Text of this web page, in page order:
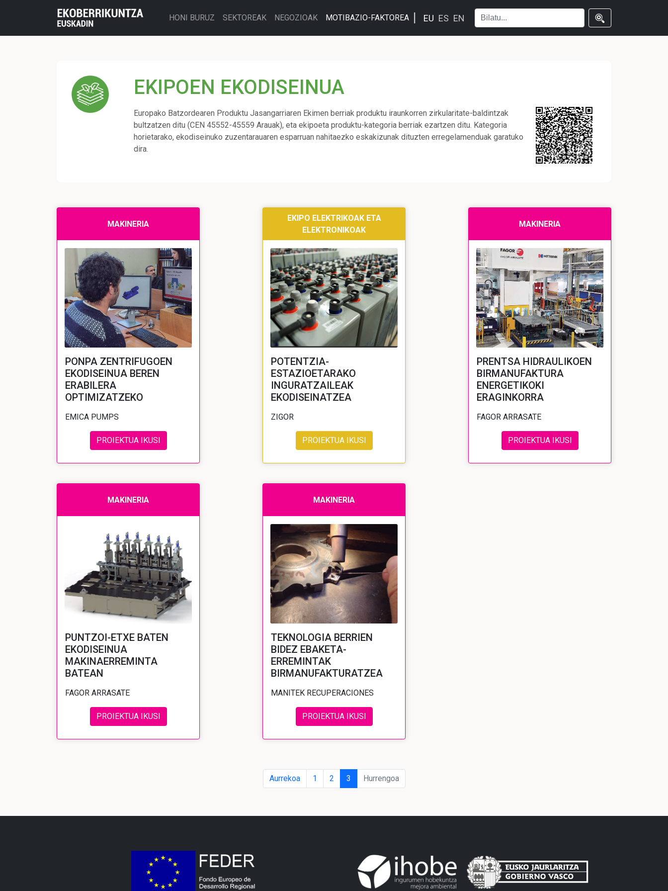
HONI BURUZ SEKTOREAK NEGOZIOAK MOTIBAZIO-FAKTOREA EU ES EN
EKIPOEN EKODISEINUA
Europako Batzordearen Produktu Jasangarriaren Ekimen berriak produktu iraunkorren zirkularitate-baldintzak
bultzatzen ditu (CEN 45552-45559 Arauak), eta ekipoeta produktu-kategoria berriak ezartzen ditu. Kategoria
horietarako, ekodiseinuko zuzentarauaren esparruan nahitaezko eskakizunak dituzten erregelamenduak garatuko
dira.
MAKINERIA
PONPA ZENTRIFUGOEN
EKODISEINUA BEREN
ERABILERA
OPTIMIZATZEKO
EMICA PUMPS
PROIEKTUA IKUSI
EKIPO ELEKTRIKOAK ETA
ELEKTRONIKOAK
POTENTZIA-
ESTAZIOETARAKO
INGURATZAILEAK
EKODISEINATZEA
ZIGOR
PROIEKTUA IKUSI
MAKINERIA
PRENTSA HIDRAULIKOEN
BIRMANUFAKTURA
ENERGETIKOKI
ERAGINKORRA
FAGOR ARRASATE
PROIEKTUA IKUSI
MAKINERIA
PUNTZOI-ETXE BATEN
EKODISEINUA
MAKINAERREMINTA
BATEAN
FAGOR ARRASATE
PROIEKTUA IKUSI
MAKINERIA
TEKNOLOGIA BERRIEN
BIDEZ EBAKETA-
ERREMINTAK
BIRMANUFAKTURATZEA
MANITEK RECUPERACIONES
PROIEKTUA IKUSI
Aurrekoa 1 2 3 Hurrengoa